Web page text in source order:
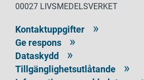
00027 LIVSMEDELSVERKET
Kontaktuppgifter
Ge respons
Dataskydd
Tillgänglighetsutlåtande